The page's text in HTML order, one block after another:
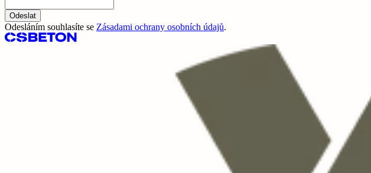
Odeslat
Odesláním souhlasíte se Zásadami ochrany osobních údajů.